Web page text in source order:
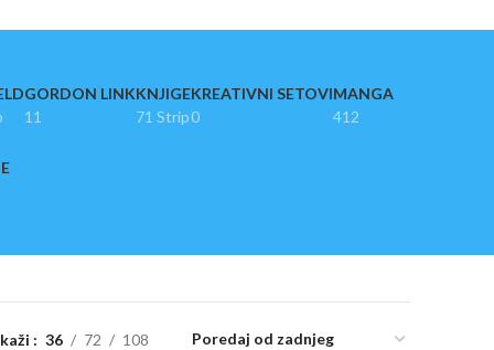
GORDON LINK
11
KNJIGE
71 Strip
KREATIVNI SETOVI
0
MANGA
412
36 72 108